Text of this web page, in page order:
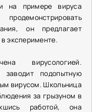
на примере вируса
он предлагает
эксперименте.
вирусологией.
подопытную
вирусом. Школьница
за грызуном в
работой, она